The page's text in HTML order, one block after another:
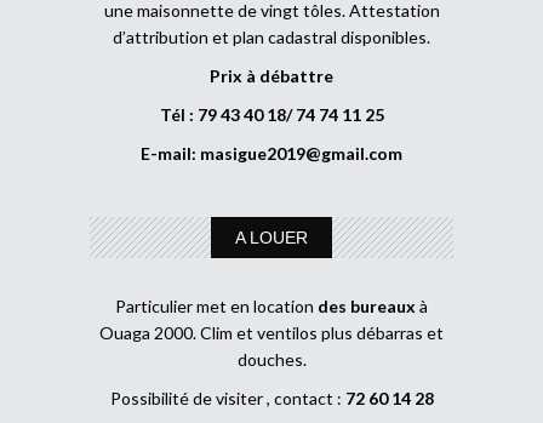
une maisonnette de vingt tôles. Attestation
d’attribution et plan cadastral disponibles.
Prix à débattre
Tél : 79 43 40 18/ 74 74 11 25
E-mail: masigue2019@gmail.com
A LOUER
Particulier met en location des bureauxà
Ouaga 2000. Clim et ventilos plus débarras et
douches.
Possibilité de visiter , contact : 72 60 14 28